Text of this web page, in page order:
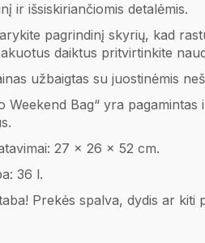
ir išsiskiriančiomis detalėmis.
pagrindinį skyrių, kad
daiktus pritvirtinkite
užbaigtas su juostinėmis
Weekend Bag“ yra
27 x 26 x 52 cm.
36 l.
Prekės spalva, dydis ar